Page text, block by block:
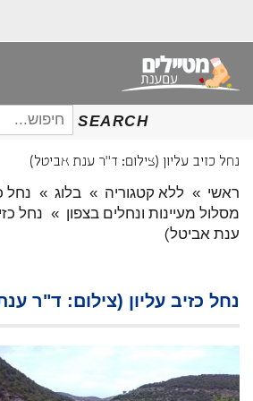
SEARCH
חיפוש
עבור:
נחל כזיב עליון (צילום: ד"ר ענת אביטל)
ראשי » ללא קטגוריה » בלוג » נחל
מסלול מעיינות ונחלים בצפון » נחל
ענת אביטל)
נחל כזיב עליון (צילום: ד"ר